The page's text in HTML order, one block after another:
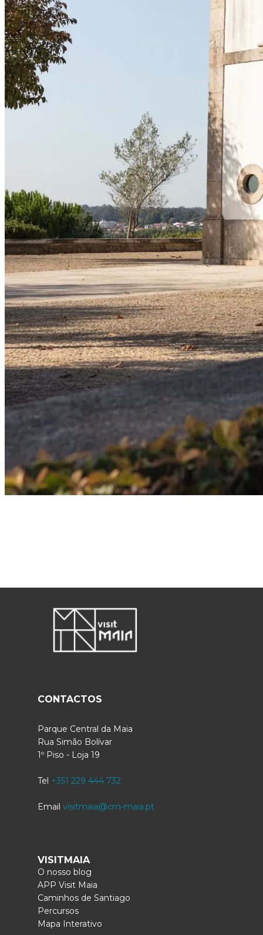
CONTACTOS
Parque Central da Maia
Rua Simão Bolívar
1º Piso - Loja 19
Tel +351 229 444 732
Email visitmaia@cm-maia.pt
VISITMAIA
O nosso blog
APP Visit Maia
Caminhos de Santiago
Percursos
Mapa Interativo